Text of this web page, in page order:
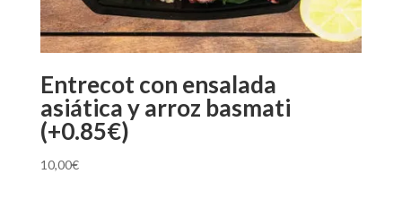
Entrecot con ensalada
asiática y arroz basmati
(+0.85€)
10,00€